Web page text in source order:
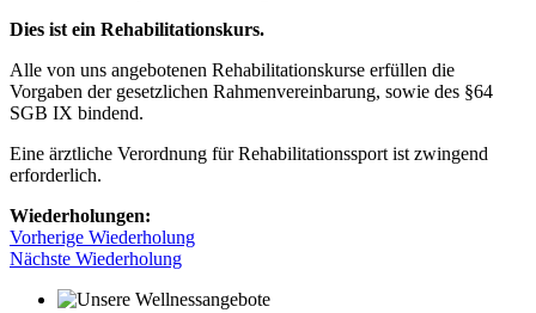
Dies ist ein Rehabilitationskurs.
Alle von uns angebotenen Rehabilitationskurse erfüllen die
Vorgaben der gesetzlichen Rahmenvereinbarung, sowie des §64
SGB IX bindend.
Eine ärztliche Verordnung für Rehabilitationssport ist zwingend
erforderlich.
Wiederholungen:
Vorherige Wiederholung
Nächste Wiederholung